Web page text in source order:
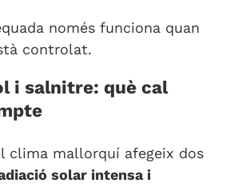
només funciona quan
controlat.
i salnitre: què cal
clima mallorquí afegeix dos
solar intensa i